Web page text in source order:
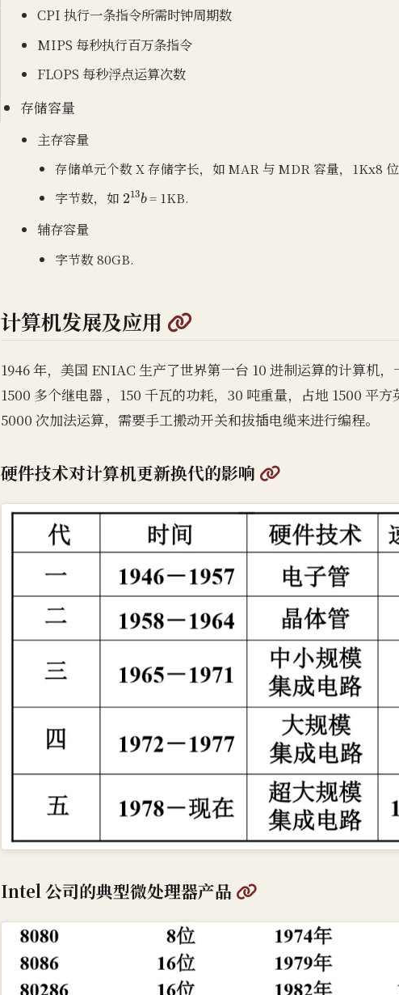
CPI 执行一条指令所需时钟周期数
MIPS 每秒执行百万条指令
FLOPS 每秒浮点运算次数
存储容量
主存容量
存储单元个数 X 存储字长，如 MAR 与 MDR 容量，1Kx8
字节数，如
13 = 1KB.
辅存容量
字节数 80GB.
计算机发展及应用
1946 年，美国 ENIAC 生产了世界第一台 10 进制运算的计算机，
1500 多个继电器 ，150 千瓦的功耗，30 吨重量，占地 1500 平
5000 次加法运算，需要手工搬动开关和拔插电缆来进行编程。
硬件技术对计算机更新换代的影响 @
Intel 公司的典型微处理器产品 @